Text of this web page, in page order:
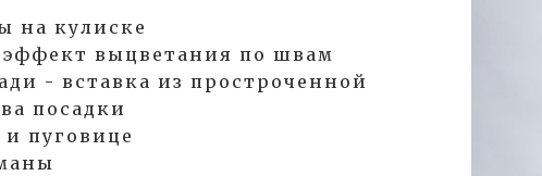
на кулиске
выцветания по швам
- вставка из простроченной
посадки
пуговице